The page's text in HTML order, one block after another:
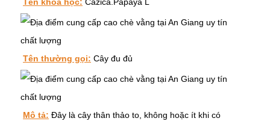
Tên thường gọi: Cây đu đủ
Mô tả: Đây là cây thân thảo to, không hoặc ít khi có